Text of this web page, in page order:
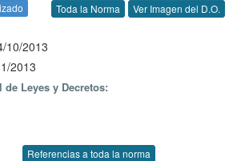
Toda la Norma Ver Imagen del D.O.
10/2013
2013
de Leyes y Decretos:
Referencias a toda la norma